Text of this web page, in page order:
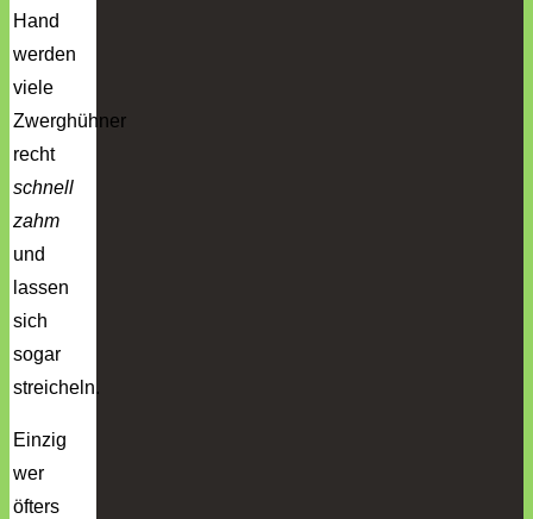
Hand
werden
viele
Zwerghühner
recht
schnell
zahm
und
lassen
sich
sogar
streicheln.
Einzig
wer
öfters